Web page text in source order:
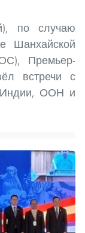
по случаю
Шанхайской
Премьер-
встречи с
Индии, ООН и